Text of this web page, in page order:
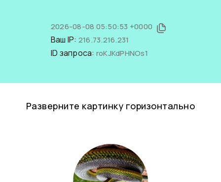
2026-08-08 05:50:53 +0000
Ваш IP: 216.73.216.231
ID запроса: roKJKdPHNOs1
Разверните картинку горизонтально